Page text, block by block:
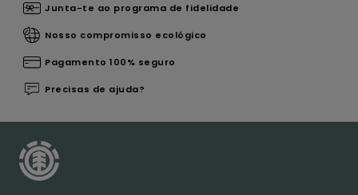
Junta-te ao programa de fidelidade
Nosso compromisso ecológico
Pagamento 100% seguro
Precisas de ajuda?